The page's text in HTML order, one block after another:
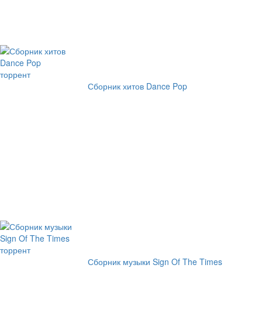
Сборник хитов Dance Pop
Сборник музыки Sign Of The Times